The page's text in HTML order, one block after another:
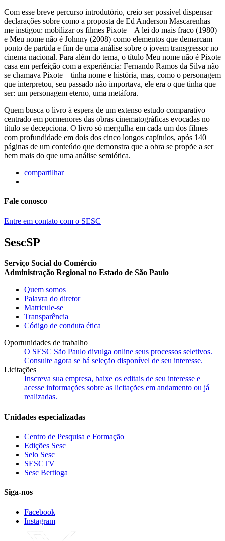
Com esse breve percurso introdutório, creio ser possível dispensar
declarações sobre como a proposta de Ed Anderson Mascarenhas
me instigou: mobilizar os filmes Pixote – A lei do mais fraco (1980)
e Meu nome não é Johnny (2008) como elementos que demarcam
ponto de partida e fim de uma análise sobre o jovem transgressor no
cinema nacional. Para além do tema, o título Meu nome não é Pixote
casa em perfeição com a experiência: Fernando Ramos da Silva não
se chamava Pixote – tinha nome e história, mas, como o personagem
que interpretou, seu passado não importava, ele era o que tinha que
ser: um personagem eterno, uma metáfora.
Quem busca o livro à espera de um extenso estudo comparativo
centrado em pormenores das obras cinematográficas evocadas no
título se decepciona. O livro só mergulha em cada um dos filmes
com profundidade em dois dos cinco longos capítulos, após 140
páginas de um conteúdo que demonstra que a obra se propõe a ser
bem mais do que uma análise semiótica.
compartilhar
Fale conosco
Entre em contato com o SESC
SescSP
Serviço Social do Comércio
Administração Regional no Estado de São Paulo
Quem somos
Palavra do diretor
Matricule-se
Transparência
Código de conduta ética
Oportunidades de trabalho
O SESC São Paulo divulga online seus processos seletivos.
Consulte agora se há seleção disponível de seu interesse.
Licitações
Inscreva sua empresa, baixe os editais de seu interesse e
acesse informações sobre as licitações em andamento ou já
realizadas.
Unidades especializadas
Centro de Pesquisa e Formação
Edições Sesc
Selo Sesc
SESCTV
Sesc Bertioga
Siga-nos
Facebook
Instagram